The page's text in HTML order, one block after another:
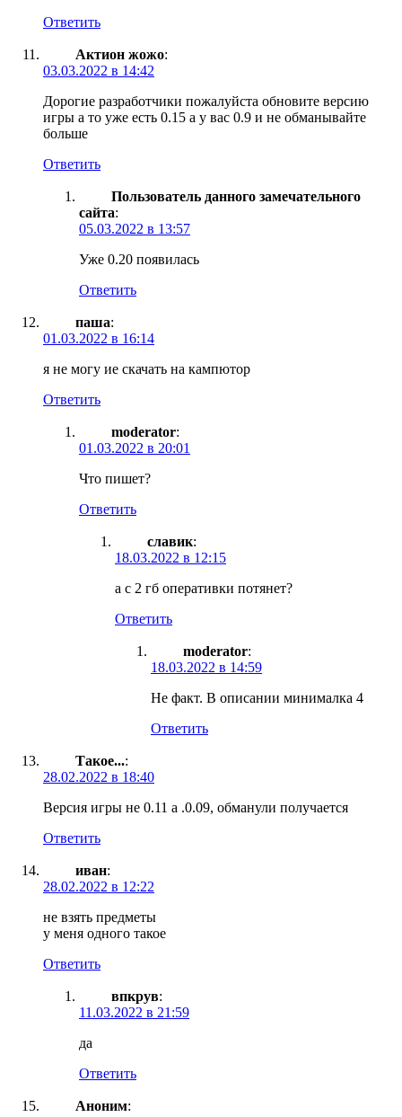
Ответить
Актион жожо:
03.03.2022 в 14:42
Дорогие разработчики пожалуйста обновите версию
игры а то уже есть 0.15 а у вас 0.9 и не обманывайте
больше
Ответить
Пользователь данного замечательного
сайта:
05.03.2022 в 13:57
Уже 0.20 появилась
Ответить
паша:
01.03.2022 в 16:14
я не могу ие скачать на кампютор
Ответить
moderator:
01.03.2022 в 20:01
Что пишет?
Ответить
славик:
18.03.2022 в 12:15
а с 2 гб оперативки потянет?
Ответить
moderator:
18.03.2022 в 14:59
Не факт. В описании минималка 4
Ответить
Такое...:
28.02.2022 в 18:40
Версия игры не 0.11 а .0.09, обманули получается
Ответить
иван:
28.02.2022 в 12:22
не взять предметы
у меня одного такое
Ответить
впкрув:
11.03.2022 в 21:59
да
Ответить
Аноним: